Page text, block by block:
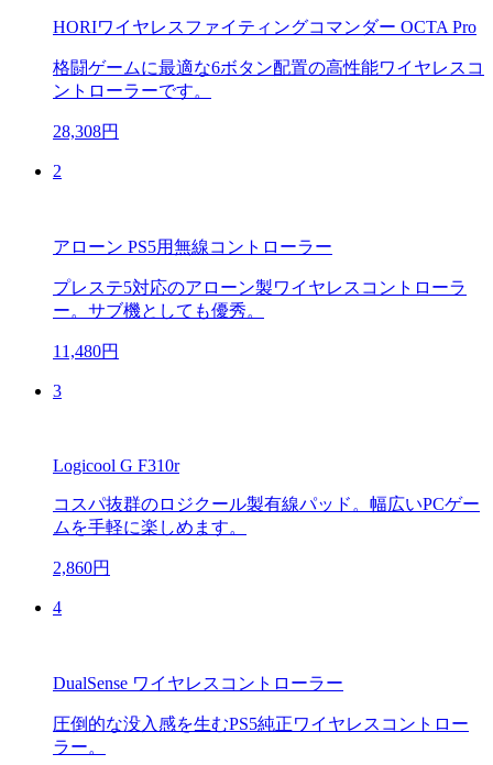
HORIワイヤレスファイティングコマンダー OCTA Pro
格闘ゲームに最適な6ボタン配置の高性能ワイヤレスコ
ントローラーです。
28,308円
2
アローン PS5用無線コントローラー
プレステ5対応のアローン製ワイヤレスコントローラ
ー。サブ機としても優秀。
11,480円
3
Logicool G F310r
コスパ抜群のロジクール製有線パッド。幅広いPCゲー
ムを手軽に楽しめます。
2,860円
4
DualSense ワイヤレスコントローラー
圧倒的な没入感を生むPS5純正ワイヤレスコントロー
ラー。